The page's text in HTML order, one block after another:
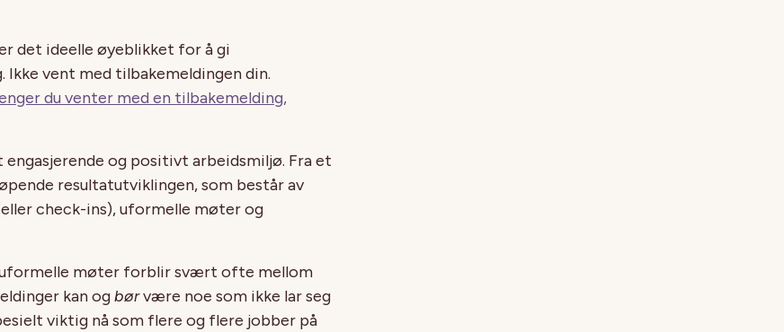
det ideelle øyeblikket for å gi
Ikke vent med tilbakemeldingen din.
du venter med en tilbakemelding,
og positivt arbeidsmiljø. Fra et
resultatutviklingen, som består av
check-ins), uformelle møter og
uformelle møter forblir svært ofte mellom
kan ogbørvære noe som ikke lar seg
viktig nå som flere og flere jobber på